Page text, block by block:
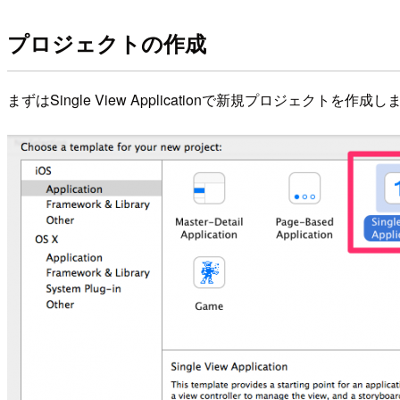
プロジェクトの作成
まずはSingle View Applicationで新規プロジェクトを作成し